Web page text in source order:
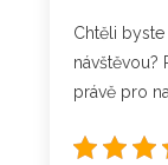
Chtěli
návštěvou?
právě pro